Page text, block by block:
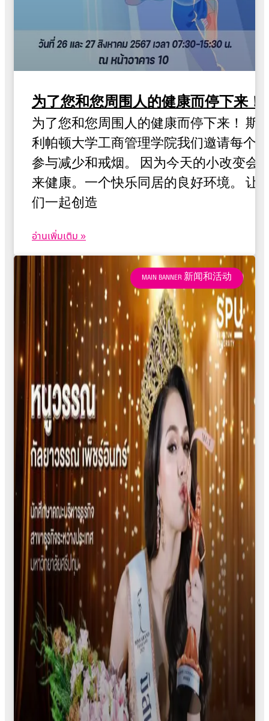
为了您和您周围人的健康而停下来！
为了您和您周围人的健康而停下来！ 斯
利帕顿大学工商管理学院我们邀请每个人
参与减少和戒烟。 因为今天的小改变会
来健康。一个快乐同居的良好环境。 让
们一起创造
อ่านเพิ่มเติม »
MAIN BANNER 新闻和活动